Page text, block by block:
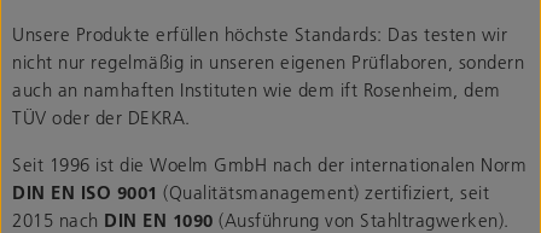
Unsere Produkte erfüllen höchste Standards: Das testen wir
nicht nur regelmäßig in unseren eigenen Prüflaboren, sondern
auch an namhaften Instituten wie dem ift Rosenheim, dem
TÜV oder der DEKRA.
Seit 1996 ist die Woelm GmbH nach der internationalen Norm
DIN EN ISO 9001 (Qualitätsmanagement) zertifiziert, seit
2015 nach DIN EN 1090 (Ausführung von Stahltragwerken).